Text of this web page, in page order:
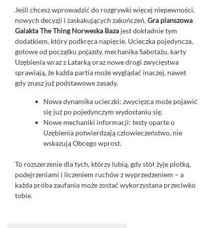
Jeśli chcesz wprowadzić do rozgrywki więcej niepewności,
nowych decyzji i zaskakujących zakończeń,Gra planszowa
Galakta The Thing Norweska Baza jest dokładnie tym
dodatkiem, który podkręca napięcie. Ucieczka pojedyncza,
gotowe od początku pojazdy, mechanika Sabotażu, karty
Uzębienia wraz z Latarką oraz nowe drogi zwycięstwa
sprawiają, że każda partia może wyglądać inaczej, nawet
gdy znasz już podstawowe zasady.
Nowa dynamika ucieczki: zwycięzca może pojawić
się już po pojedynczym wydostaniu się.
Nowe mechaniki informacji: testy oparte o
Uzębienia potwierdzają człowieczeństwo, nie
wskazują Obcego wprost.
To rozszerzenie dla tych, którzy lubią, gdy stół żyje plotką,
podejrzeniami i liczeniem ruchów z wyprzedzeniem – a
każda próba zaufania może zostać wykorzystana przeciwko
tobie.